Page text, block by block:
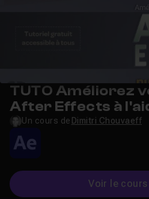
TUTO Améliorez
After Effects à
Un cours de Dimitri Chouvaeff
Voir le